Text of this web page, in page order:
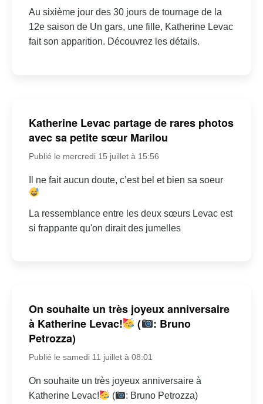
Au sixième jour des 30 jours de tournage de la
12e saison de Un gars, une fille, Katherine Levac
fait son apparition. Découvrez les détails.
Katherine Levac partage de rares photos
avec sa petite sœur Marilou
Publié le mercredi 15 juillet à 15:56
Il ne fait aucun doute, c’est bel et bien sa soeur
La ressemblance entre les deux sœurs Levac est
si frappante qu'on dirait des jumelles
On souhaite un très joyeux anniversaire
à Katherine Levac!
(
: Bruno
Petrozza)
Publié le samedi 11 juillet à 08:01
On souhaite un très joyeux anniversaire à
Katherine Levac!
( : Bruno Petrozza)